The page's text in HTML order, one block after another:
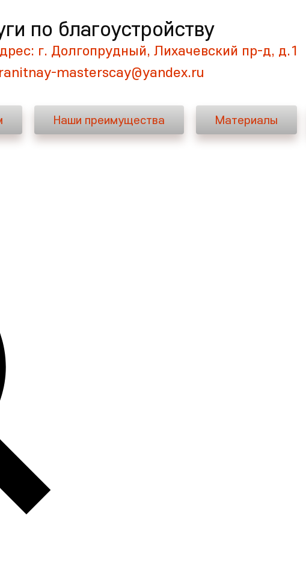
по благоустройству
г. Долгопрудный, Лихачевский пр-д, д.1
masterscay@yandex.ru
Наши преимущества Материалы
Как мы работаем Наши преимущества